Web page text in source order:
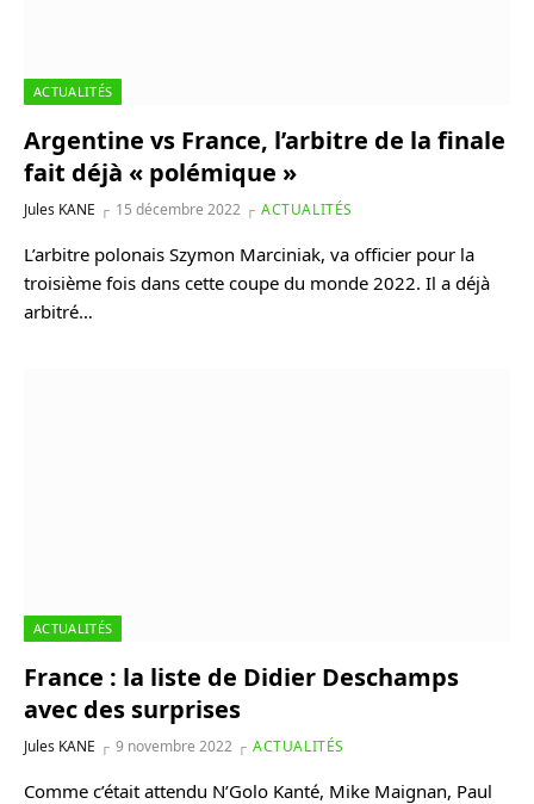
ACTUALITÉS
Argentine vs France, l’arbitre de la finale
fait déjà « polémique »
Jules KANE 15 décembre 2022 ACTUALITÉS
L’arbitre polonais Szymon Marciniak, va officier pour la
troisième fois dans cette coupe du monde 2022. Il a déjà
arbitré…
ACTUALITÉS
France : la liste de Didier Deschamps
avec des surprises
Jules KANE 9 novembre 2022 ACTUALITÉS
Comme c’était attendu N’Golo Kanté, Mike Maignan, Paul